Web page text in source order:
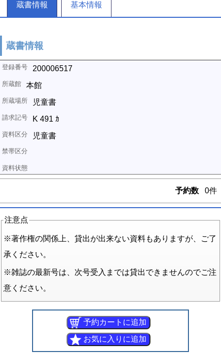
蔵書情報 基本情報
蔵書情報
200006517
本館
児童書
K 491 ｶ
児童書
予約数 0件
注意点
※著作権の関係上、貸出が出来ない資料もありますが、ご了
承ください。
※雑誌の最新号は、次号受入までは貸出できませんのでご注
意ください。